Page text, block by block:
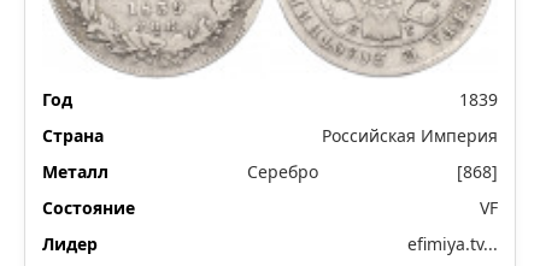
1839
Российская Империя
Серебро
[868]
VF
efimiya.tv...